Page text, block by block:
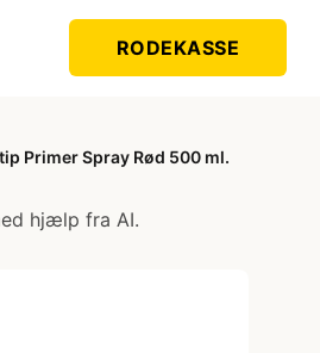
RODEKASSE
Primer Spray Rød 500 ml.
hjælp fra AI.